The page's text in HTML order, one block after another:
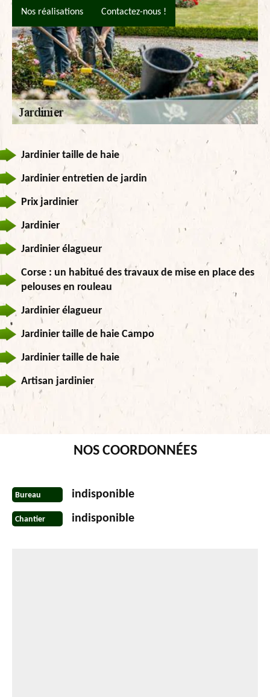
Nos réalisations Contactez-nous !
Jardinier taille de haie
Jardinier entretien de jardin
Prix jardinier
Jardinier
Jardinier élagueur
Corse : un habitué des travaux de mise en place des
pelouses en rouleau
Jardinier élagueur
Jardinier taille de haie Campo
Jardinier taille de haie
Artisan jardinier
NOS COORDONNÉES
Bureau indisponible
Chantier indisponible